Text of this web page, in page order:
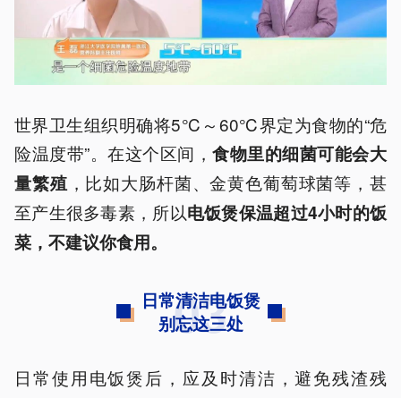
世界卫生组织明确将5℃～60℃界定为食物的“危
险温度带”。在这个区间，食物里的细菌可能会大
量繁殖 ，比如大肠杆菌、金黄色葡萄球菌等，甚
至产生很多毒素，所以电饭煲保温超过4小时的饭
菜，不建议你食用。
03
日常清洁电饭煲
别忘这三处
日常使用电饭煲后，应及时清洁，避免残渣残